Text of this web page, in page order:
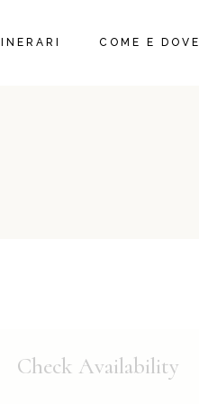
COME E DOVE
Check Availability